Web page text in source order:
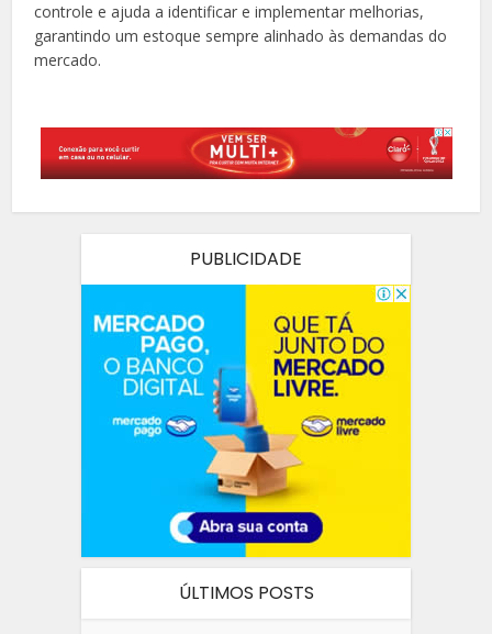
controle e ajuda a identificar e implementar melhorias,
garantindo um estoque sempre alinhado às demandas do
mercado.
PUBLICIDADE
ÚLTIMOS POSTS